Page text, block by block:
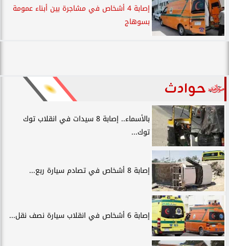
إصابة 4 أشخاص في مشاجرة بين أبناء عمومة
بسوهاج
حوادث
بالأسماء.. إصابة 8 سيدات في انقلاب توك
توك...
إصابة 8 أشخاص في تصادم سيارة ربع...
إصابة 6 أشخاص في انقلاب سيارة نصف نقل...